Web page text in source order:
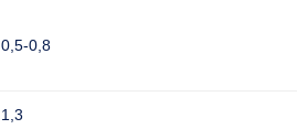
0,5-0,8
1,3